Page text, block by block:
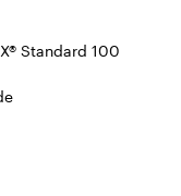
Standard 100